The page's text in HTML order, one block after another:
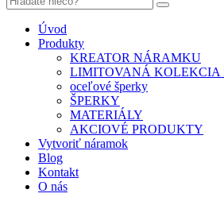
Úvod
Produkty
KREATOR NÁRAMKU
LIMITOVANÁ KOLEKCIA
oceľové šperky
ŠPERKY
MATERIÁLY
AKCIOVÉ PRODUKTY
Vytvoriť náramok
Blog
Kontakt
O nás